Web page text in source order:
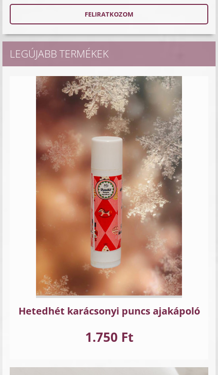
LEGÚJABB TERMÉKEK
Hetedhét karácsonyi puncs ajakápoló
1.750 Ft